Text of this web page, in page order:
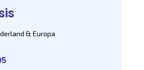
& Europa